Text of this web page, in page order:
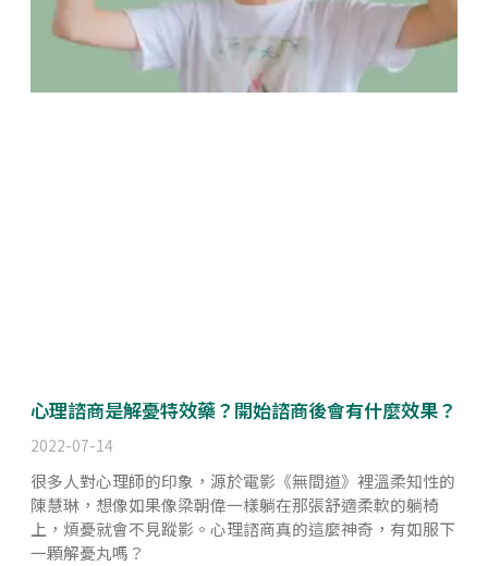
心理諮商是解憂特效藥？開始諮商後會有什麼效果？
2022-07-14
很多人對心理師的印象，源於電影《無間道》裡溫柔知性的
陳慧琳，想像如果像梁朝偉一樣躺在那張舒適柔軟的躺椅
上，煩憂就會不見蹤影。心理諮商真的這麼神奇，有如服下
一顆解憂丸嗎？